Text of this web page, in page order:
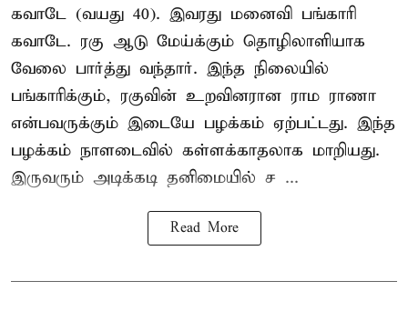
கவாடே (வயது 40). இவரது மனைவி பங்காரி
கவாடே. ரகு ஆடு மேய்க்கும் தொழிலாளியாக
வேலை பார்த்து வந்தார். இந்த நிலையில்
பங்காரிக்கும், ரகுவின் உறவினரான ராம ராணா
என்பவருக்கும் இடையே பழக்கம் ஏற்பட்டது. இந்த
பழக்கம் நாளடைவில் கள்ளக்காதலாக மாறியது.
இருவரும் அடிக்கடி தனிமையில் ச ...
Read More